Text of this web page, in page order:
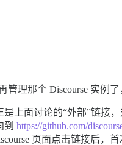
理那个 Discourse 实例
是上面讨论的“外部”链接
到 https://github.com/
页面点击链接后，